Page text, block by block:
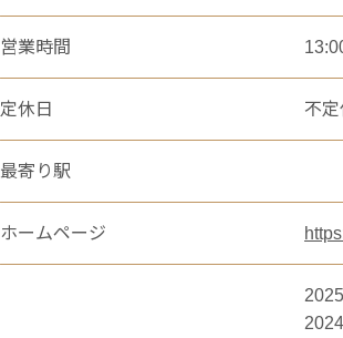
営業時間
定休日 不定
最寄り駅
ホームページ